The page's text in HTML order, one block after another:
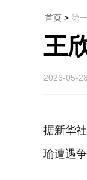
首页 > 第
王
2026-05-
据新华
瑜遭遇